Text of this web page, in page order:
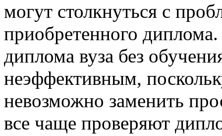
могут столкнуться с
приобретенного
диплома вуза без
неэффективным,
невозможно заменить
все чаще проверяют